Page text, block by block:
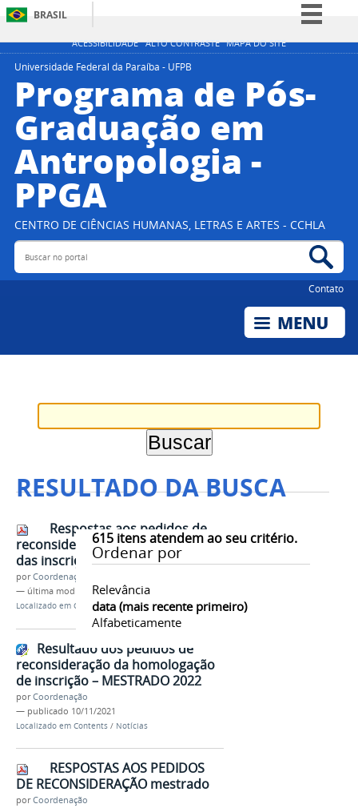
ACESSIBILIDADE ALTO CONTRASTE MAPA DO SITE
BRASIL
Simplifique!
Participe
Legislação
Canais
Universidade Federal da Paraíba - UFPB
Programa de Pós-
Graduação em
Antropologia -
PPGA
CENTRO DE CIÊNCIAS HUMANAS, LETRAS E ARTES - CCHLA
Buscar no portal
Contato
RESULTADO DA BUSCA
615itens atendem ao seu critério.
Ordenar por
Relevância
data (mais recente primeiro)
Alfabeticamente
Respostas aos pedidos de
reconsideração da homologação
das inscrições - doutorado
porCoordenação
— última modificação 10/11/2021 22h10
Localizado em Contents / Documentos /Seleção 2022
Resultado dos pedidos de
reconsideração da homologação
de inscrição – MESTRADO 2022
porCoordenação
— publicado 10/11/2021
Localizado em Contents / Notícias
RESPOSTAS AOS PEDIDOS
DE RECONSIDERAÇÃO mestrado
porCoordenação